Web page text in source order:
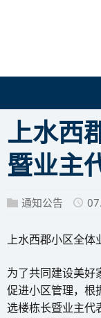
上水西
暨业主
通知公告
上水西郡小区全体
为了共同建设美好
促进小区管理，根
选楼栋长暨业主代